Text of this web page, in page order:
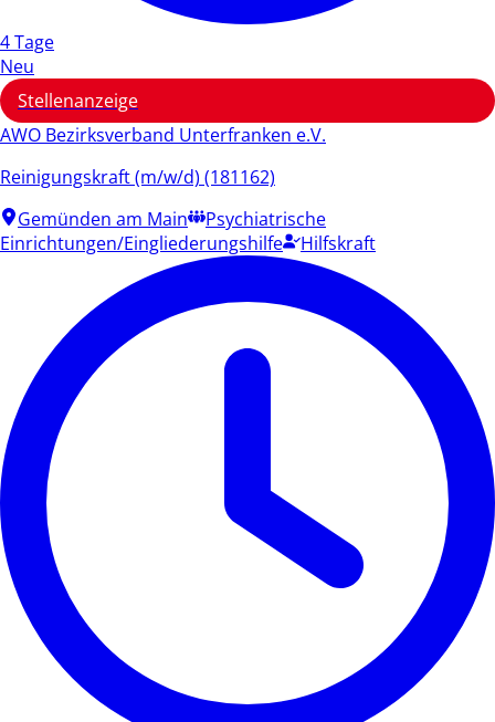
4 Tage
Neu
Stellenanzeige
AWO Bezirksverband Unterfranken e.V.
Reinigungskraft (m/w/d) (181162)
Gemünden am Main
Psychiatrische
Einrichtungen/Eingliederungshilfe
Hilfskraft